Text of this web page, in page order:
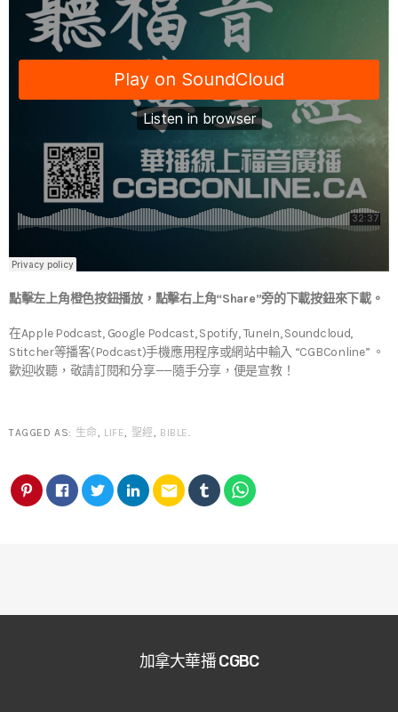
點擊左上角橙色按鈕播放，點擊右上角“Share”旁的下載按鈕來下載。
在Apple Podcast, Google Podcast, Spotify, TuneIn, Soundcloud,
Stitcher等播客(Podcast)手機應用程序或網站中輸入 “CGBConline” 。
歡迎收聽，敬請訂閱和分享——隨手分享，便是宣教！
TAGGED AS: 生命, LIFE, 聖經, BIBLE.
email
加拿大華播 CGBC